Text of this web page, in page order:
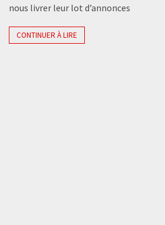
nous livrer leur lot d’annonces
CONTINUER À LIRE